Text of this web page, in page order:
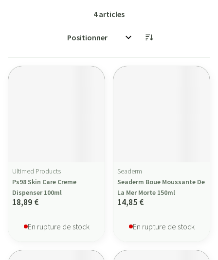
4articles
Trier par:
Ultimed Products
Ps98 Skin Care Creme
Dispenser 100ml
18,89 €
En rupture de stock
Seaderm
Seaderm Boue Moussante De
La Mer Morte 150ml
14,85 €
En rupture de stock